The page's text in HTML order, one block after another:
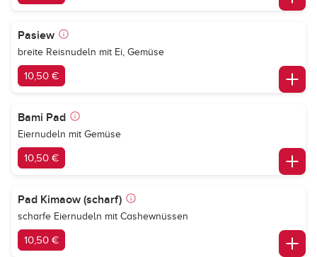
Pasiew
breite Reisnudeln mit Ei, Gemüse
10,50 €
Bami Pad
Eiernudeln mit Gemüse
10,50 €
Pad Kimaow (scharf)
scharfe Eiernudeln mit Cashewnüssen
10,50 €